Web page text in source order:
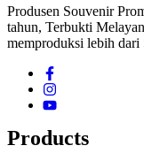
Produsen Souvenir
tahun, Terbukti
memproduksi lebih
Products